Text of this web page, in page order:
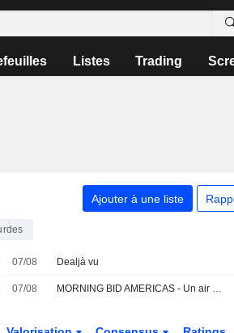
Listes Trading
Ajouter à une liste
07/08 Dealjà vu
07/08 MORNING BID AMERICAS - Un air de déjà-vu